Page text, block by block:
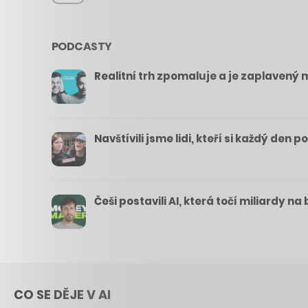
PODCASTY
Realitní trh zpomaluje a je zaplavený
Navštívili jsme lidi, kteří si každý den
Češi postavili AI, která točí miliardy
CO SE DĚJE V AI